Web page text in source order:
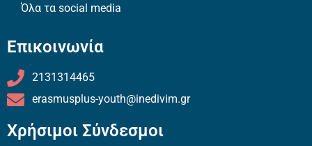
Όλα τα social media
Επικοινωνία
2131314465
erasmusplus-youth@inedivim.gr
Χρήσιμοι Σύνδεσμοι